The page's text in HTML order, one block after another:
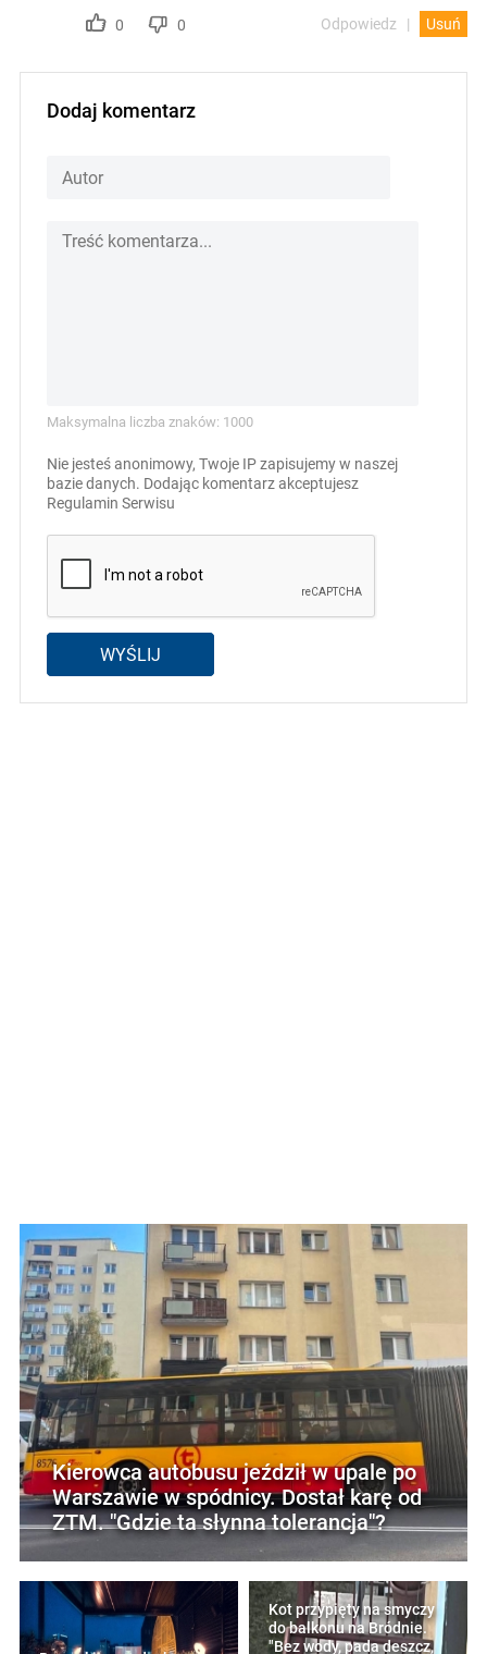
0 0 Odpowiedz Usuń
Dodaj komentarz
Maksymalna liczba znaków: 1000
Nie jesteś anonimowy, Twoje IP zapisujemy w naszej
bazie danych. Dodając komentarz akceptujesz
Regulamin Serwisu
WYŚLIJ
Kierowca autobusu jeździł w upale po
Warszawie w spódnicy. Dostał karę od
ZTM. "Gdzie ta słynna tolerancja"?
Kot przypięty na smyczy
do balkonu na Bródnie.
"Bez wody, pada deszcz,